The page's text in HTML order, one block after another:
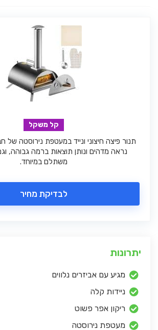
קל משקל
נראה מדהים ונותן תוצאות ברמה גבוהה,
משתלם במיוחד.
לבדיקת מחיר
יתרונות
מגיע עם אביזרים נלווים
ניידות קלה
ריקון אפר פשוט
מעטפת נירוסטה